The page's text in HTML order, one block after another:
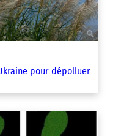
pour dépolluer